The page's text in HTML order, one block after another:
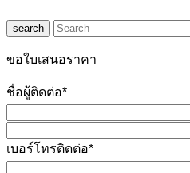
search
ขอใบเสนอราคา
ชื่อผู้ติดต่อ*
เบอร์โทรติดต่อ*